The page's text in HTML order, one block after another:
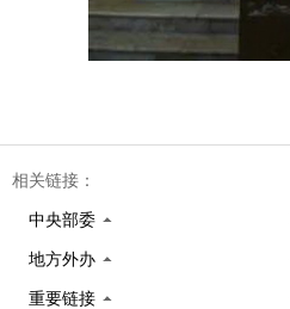
相关链接：
中央部委
地方外办
重要链接